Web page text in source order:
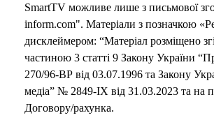
SmartTV можливе лише з письмової
inform.com". Матеріали з позначкою
дисклеймером: “Матеріал розміщено
частиною 3 статті 9 Закону України
270/96-ВР від 03.07.1996 та Закону
медіа” № 2849-IX від 31.03.2023 та на
Договору/рахунка.